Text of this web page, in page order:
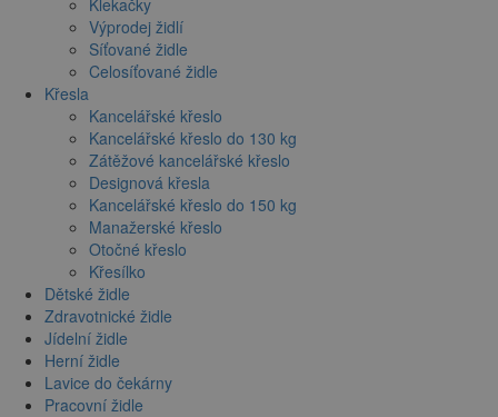
Klekačky
Výprodej židlí
Síťované židle
Celosíťované židle
Křesla
Kancelářské křeslo
Kancelářské křeslo do 130 kg
Zátěžové kancelářské křeslo
Designová křesla
Kancelářské křeslo do 150 kg
Manažerské křeslo
Otočné křeslo
Křesílko
Dětské židle
Zdravotnické židle
Jídelní židle
Herní židle
Lavice do čekárny
Pracovní židle